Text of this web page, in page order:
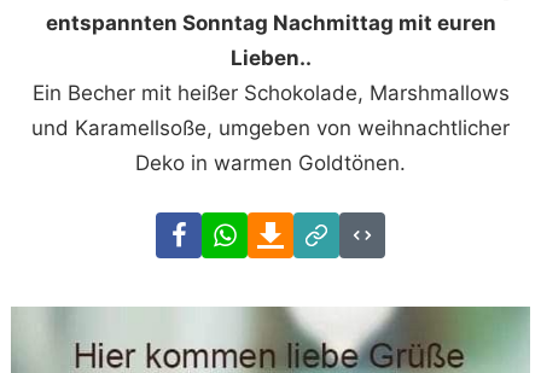
entspannten Sonntag Nachmittag mit euren
Lieben..
Ein Becher mit heißer Schokolade, Marshmallows
und Karamellsoße, umgeben von weihnachtlicher
Deko in warmen Goldtönen.
FacebookWhatsAppDownload
Link
Code